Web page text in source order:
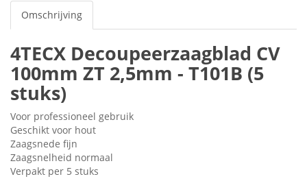
Omschrijving
4TECX Decoupeerzaagblad CV
100mm ZT 2,5mm - T101B (5
stuks)
Voor professioneel gebruik
Geschikt voor hout
Zaagsnede fijn
Zaagsnelheid normaal
Verpakt per 5 stuks